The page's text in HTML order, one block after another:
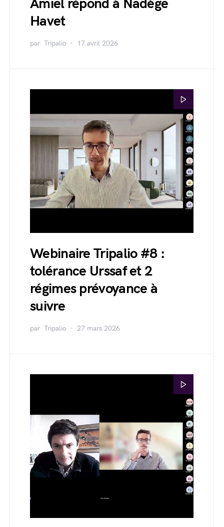
Amiel répond à Nadège
Havet
par Tripalio 17 avril 2026
Webinaire Tripalio #8 :
tolérance Urssaf et 2
régimes prévoyance à
suivre
par Tripalio 27 mars 2026